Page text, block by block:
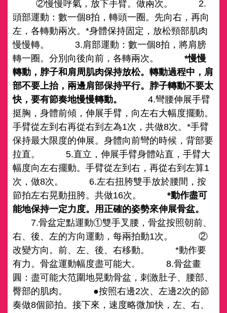
②慢慢呼氣，放下手臂。做兩次。 2.
頭部運動：數一個8拍，轉頭一圈。先向右，再向
左，各轉動兩次。*身體保持固定，放松頸部肌肉
慢慢轉。 3.肩部運動：數一個8拍，將肩膀
轉一圈。分別向後向前，各轉兩次。
*慢慢
轉動，脖子和肩周肌肉保持放松。轉動過程中，肩
部不要上抬，兩邊肩部保持平行。脖子轉動不要太
快，要有節奏地慢慢轉動。
4.彎腰伸展手臂
挺胸，身體前傾，伸展手臂，向左右大幅度擺動。
手臂從左到右再從右到左為1次，共做8次。*手臂
保持最大限度的伸展。身體向前彎的時候，背部要
拉直。 5.直立，伸展手臂身體站直，手臂大
幅度向左右擺動。手臂從左到右，再從右到左算1
次，做8次。 6.左右扭胯雙手放於腰間，按
節拍左右晃動扭胯。共做16次。
*動作盡可
能地保持一定力度。用正確的姿勢來伸展骨盆。
7.骨盆定點運動①雙手叉腰，骨盆按照朝前、
右、後、左的方向運動，每兩拍動1次。 ②
改變方向。前、左、後、右移動。 *動作要
有力。骨盆運動幅度盡可能大。 8.骨盆畫
圓：盡可能大范圍地晃動骨盆，刺激肚子、腰部、
臀部的肌肉。 ●按照右邊2次、左邊2次的節
奏做8個節拍。接下來，速度略微加快，左、右、